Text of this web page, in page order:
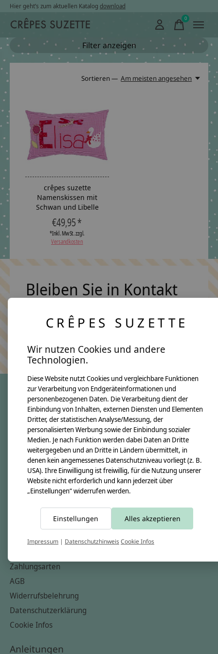
Hier geht’s zum aktuellen Katalog download
0items
Filter anzeigen
Sortieren — Am meisten angesehen
crêpes suzette
Namenskissen mit
Schwan und Libelle
€49,95 *
*Inkl. MwSt. zzgl.
Versandkosten
Bleiben Sie in Kontakt
Keine Sorge, wir übertreiben es nicht
crêpes suzette
Über uns
Unsere Creppies
Nähkästchen
Unsere Stoffe
Impressum
Informationen
Kontakt
Zahlungsarten
AGB
Widerrufsbelehrung
Datenschutzerklärung
Cookie Infos
Anleitungen
CRÊPES SUZETTE
Wir nutzen Cookies und andere
Technologien.
Diese Website nutzt Cookies und vergleichbare Funktionen
zur Verarbeitung von Endgeräteinformationen und
personenbezogenen Daten. Die Verarbeitung dient der
Einbindung von Inhalten, externen Diensten und Elementen
Dritter, der statistischen Analyse/Messung, der
personalisierten Werbung sowie der Einbindung sozialer
Medien. Je nach Funktion werden dabei Daten an Dritte
weitergegeben und an Dritte in Ländern übermittelt, in
denen kein angemessenes Datenschutzniveau vorliegt (z. B.
USA). Ihre Einwilligung ist freiwillig, für die Nutzung unserer
Website nicht erforderlich und kann jederzeit über
„Einstellungen“ widerrufen werden.
Einstellungen Alles akzeptieren
Impressum | DatenschutzhinweisCookie Infos